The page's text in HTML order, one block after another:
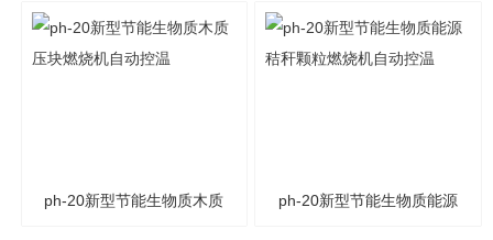
ph-20新型节能生物质木质 ph-20新型节能生物质能源